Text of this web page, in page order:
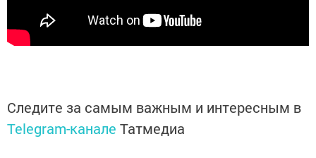
Следите за самым важным и интересным в
Telegram-канале Татмедиа